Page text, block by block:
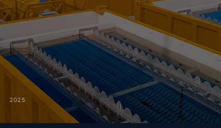
2025